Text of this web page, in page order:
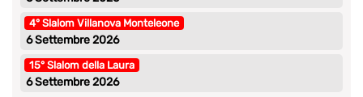
4° Slalom Villanova Monteleone
6 Settembre 2026
15° Slalom della Laura
6 Settembre 2026